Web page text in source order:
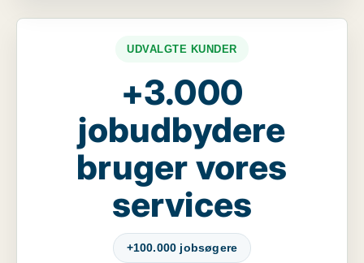
UDVALGTE KUNDER
+3.000
jobudbydere
bruger vores
services
+100.000 jobsøgere